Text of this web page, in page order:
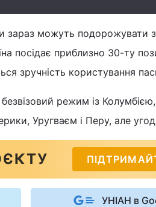
зараз можуть подорожувати
посідає приблизно 30-ту
зручність користування
режим із
Уругваєм і Перу, але
УНІАН в